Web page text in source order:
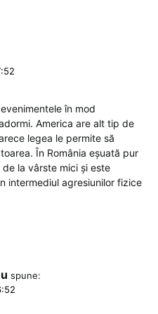
în mod
America are alt tip de
legea le permite să
În România eșuată pur
la vârste mici și este
intermediul agresiunilor fizice
spune: